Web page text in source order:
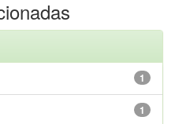
1
1